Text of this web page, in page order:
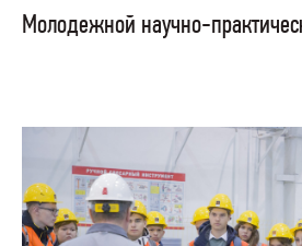
Молодежной научно-